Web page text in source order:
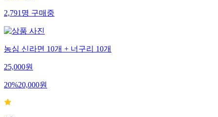
2,791명구매중
농심 신라면 10개 + 너구리 10개
25,000원
20%20,000원